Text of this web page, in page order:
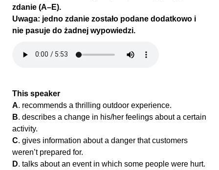
zdanie (A–E).
Uwaga: jedno zdanie zostało podane dodatkowo i
nie pasuje do żadnej wypowiedzi.
This speaker
A. recommends a thrilling outdoor experience.
B. describes a change in his/her feelings about a certain
activity.
C. gives information about a danger that customers
weren’t prepared for.
D. talks about an event in which some people were hurt.